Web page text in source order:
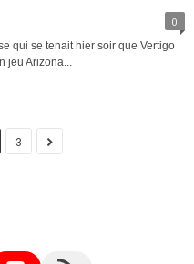
0
qui se tenait hier soir que Vertigo
jeu Arizona...
3